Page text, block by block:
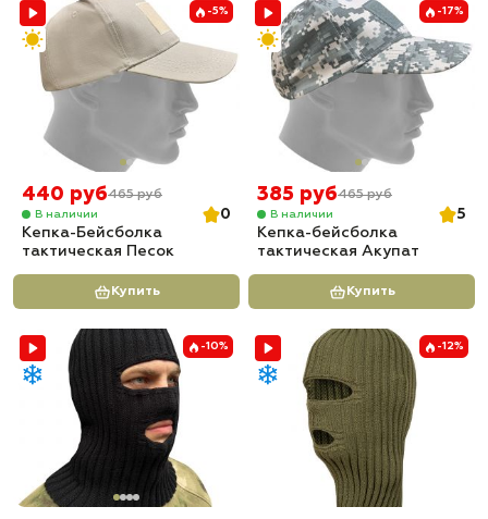
-5%
440 руб465 руб
В наличии
0
Кепка-Бейсболка
тактическая Песок
Купить
-17%
385 руб465 руб
В наличии
5
Кепка-бейсболка
тактическая Акупат
Купить
-10% -12%